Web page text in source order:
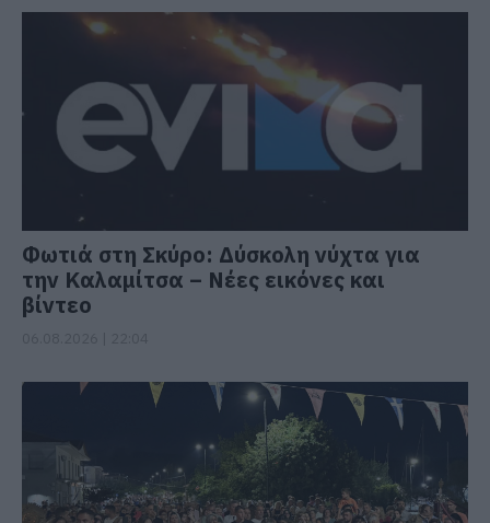
Φωτιά στη Σκύρο: Δύσκολη νύχτα για
την Καλαμίτσα – Νέες εικόνες και
βίντεο